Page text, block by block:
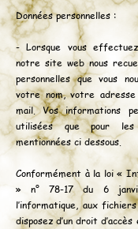
Données personnelles :
- Lorsque vous
notre site web nous
personnelles que vous
votre nom, votre
mail. Vos informations
utilisées que pour les
mentionnées ci dessous.
Conformément à la loi «
» n° 78-17 du 6
l’informatique, aux
disposez d’un droit